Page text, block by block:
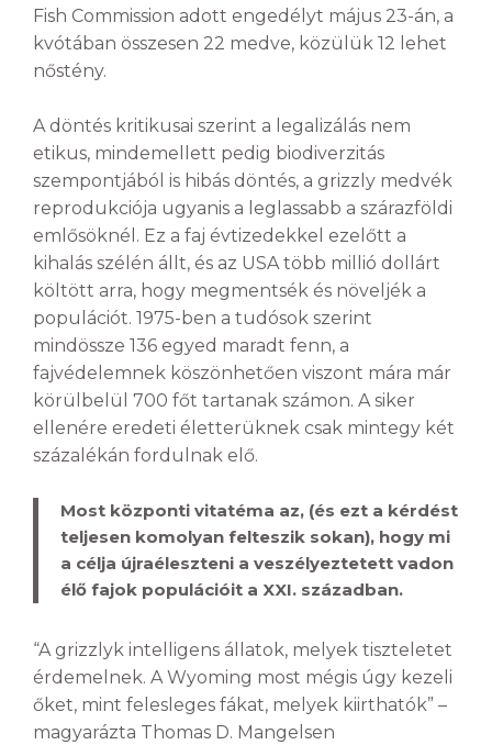
Fish Commission adott engedélyt május 23-án, a
kvótában összesen 22 medve, közülük 12 lehet
nőstény.
A döntés kritikusai szerint a legalizálás nem
etikus, mindemellett pedig biodiverzitás
szempontjából is hibás döntés, a grizzly medvék
reprodukciója ugyanis a leglassabb a szárazföldi
emlősöknél. Ez a faj évtizedekkel ezelőtt a
kihalás szélén állt, és az USA több millió dollárt
költött arra, hogy megmentsék és növeljék a
populációt. 1975-ben a tudósok szerint
mindössze 136 egyed maradt fenn, a
fajvédelemnek köszönhetően viszont mára már
körülbelül 700 főt tartanak számon. A siker
ellenére eredeti életterüknek csak mintegy két
százalékán fordulnak elő.
Most központi vitatéma az, (és ezt a kérdést
teljesen komolyan felteszik sokan), hogy mi
a célja újraéleszteni a veszélyeztetett vadon
élő fajok populációit a XXI. században.
“A grizzlyk intelligens állatok, melyek tiszteletet
érdemelnek. A Wyoming most mégis úgy kezeli
őket, mint felesleges fákat, melyek kiirthatók” –
magyarázta Thomas D. Mangelsen